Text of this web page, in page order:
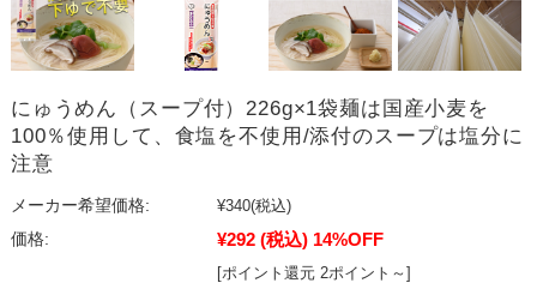
にゅうめん（スープ付）226g×1袋麺は国産小麦を
100％使用して、食塩を不使用/添付のスープは塩分に
注意
メーカー希望価格: ¥340(税込)
価格:
¥292 (税込) 14%OFF
[ポイント還元 2ポイント～]